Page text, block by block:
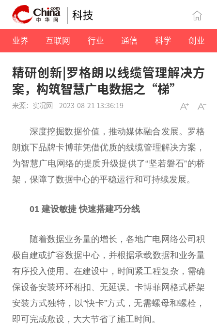
科技
业界 互联网 行业 通信 科学 创业
精研创新|罗格朗以线缆管理解决方
案，构筑智慧广电数据之“梯”
来源：实况网 2023-08-21 13:36:19
深度挖掘数据价值，推动媒体融合发展。罗格
朗旗下品牌卡博菲凭借优质的线缆管理解决方案，
为智慧广电网络的提质升级提供了“坚若磐石”的桥
架，保障了数据中心的平稳运行和可持续发展。
01 建设敏捷 快速搭建巧分线
随着数据业务量的增长，各地广电网络公司积
极自建或扩容数据中心，并根据承载数据和业务量
有序投入使用。在建设中，时间紧工程复杂，需确
保设备安装环环相扣、无延误。卡博菲网格式桥架
安装方式独特，以“快卡”方式，无需螺母和螺栓，
即可完成敷设， 大大节省了施工时间。